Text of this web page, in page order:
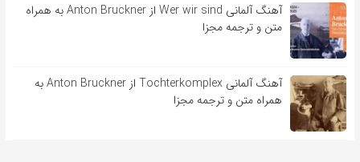
آهنگ آلمانی Wer wir sind از Anton Bruckner به همراه
متن و ترجمه مجزا
آهنگ آلمانی Tochterkomplex از Anton Bruckner به
همراه متن و ترجمه مجزا